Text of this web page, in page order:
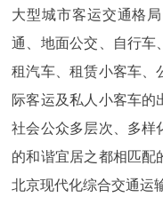
大型城市客运交通格
通、地面公交、自行车
租汽车、租赁小客车、
际客运及私人小客车的
社会公众多层次、多样
的和谐宜居之都相匹配
北京现代化综合交通运